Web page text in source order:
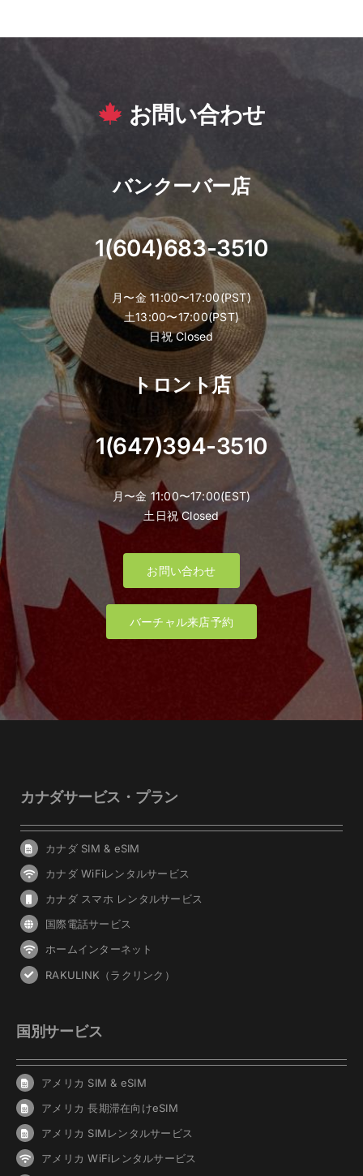
お問い合わせ
バンクーバー店
1(604)683-3510
月〜金 11:00〜17:00(PST)
土13:00〜17:00(PST)
日祝 Closed
トロント店
1(647)394-3510
月〜金 11:00〜17:00(EST)
土日祝 Closed
お問い合わせ
バーチャル来店予約
カナダサービス・プラン
カナダ SIM & eSIM
カナダ WiFiレンタルサービス
カナダ スマホ レンタルサービス
国際電話サービス
ホームインターネット
RAKULINK（ラクリンク）
国別サービス
アメリカ SIM & eSIM
アメリカ 長期滞在向けeSIM
アメリカ SIMレンタルサービス
アメリカ WiFiレンタルサービス